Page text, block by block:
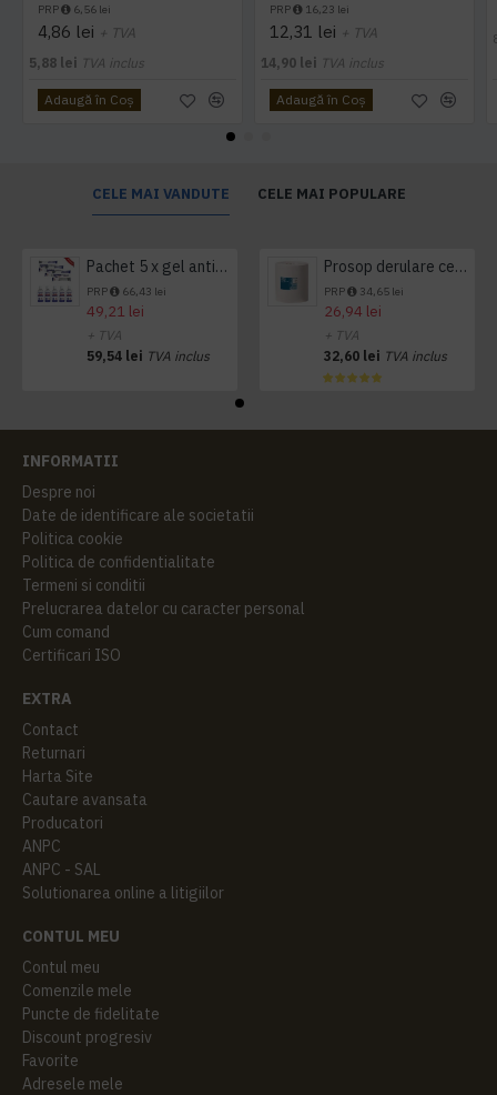
PRP 6,56 lei
4,86 lei + TVA
5,88 lei TVA inclus
Adaugă în Coş
PRP 16,23 lei
12,31 lei + TVA
14,90 lei TVA inclus
Adaugă în Coş
CELE MAI VANDUTE CELE MAI POPULARE
Pachet 5 x gel antibacterian 50ml si 3 x Servetele antibacteriene 48 buc Hygienium
PRP 66,43 lei
49,21 lei
+ TVA
59,54 lei TVA inclus
Prosop derulare centrala 1 pliu, 300 m Tork
PRP 34,65 lei
26,94 lei
+ TVA
32,60 lei TVA inclus
INFORMATII
Despre noi
Date de identificare ale societatii
Politica cookie
Politica de confidentialitate
Termeni si conditii
Prelucrarea datelor cu caracter personal
Cum comand
Certificari ISO
EXTRA
Contact
Returnari
Harta Site
Cautare avansata
Producatori
ANPC
ANPC - SAL
Solutionarea online a litigiilor
CONTUL MEU
Contul meu
Comenzile mele
Puncte de fidelitate
Discount progresiv
Favorite
Adresele mele